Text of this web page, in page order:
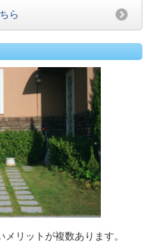
ら
リットが複数あります。